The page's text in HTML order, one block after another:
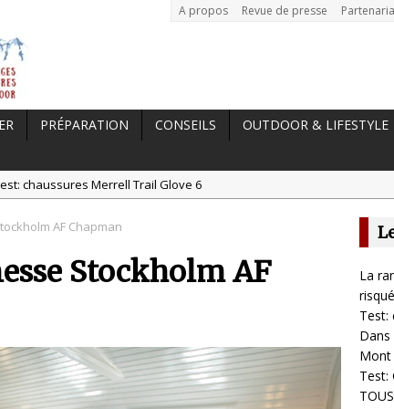
A propos Revue de presse
PRÉPARATION CONSEILS OUTDOOR & LIFESTYLE
chaussures Merrell Trail Glove 6
Garmin Epix 2, la meilleure montre pour TOUS les sportifs
chaussures de running Altra Rivera 2
AF Chapman
Stockholm AF
La
Test:
Mont
Test: